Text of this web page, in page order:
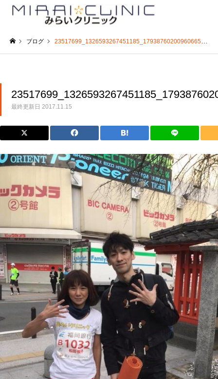
ブログ 23517699_1326593267451185_1793876020096066543_n
最終更新日 2017.11.15